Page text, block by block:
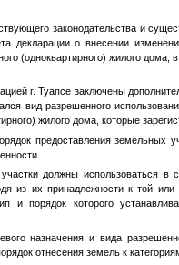
законодательства и
декларации о внесении
(одноквартирного) жилого дома,
г. Туапсе заключены
вид разрешенного
жилого дома, которые
предоставления земельных
должны использоваться в
из их принадлежности к той или
и порядок которого
назначения и вида
отнесения земель к